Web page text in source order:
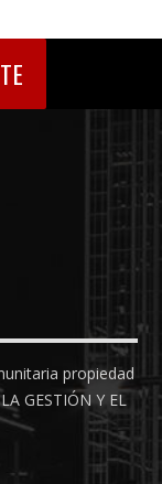
propiedad
GESTIÓN Y EL